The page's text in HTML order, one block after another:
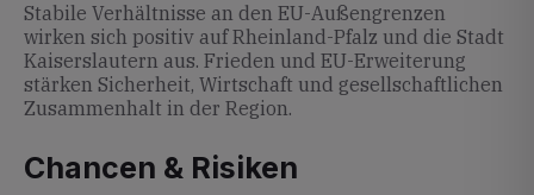
Stabile Verhältnisse an den EU-Außengrenzen
wirken sich positiv auf Rheinland-Pfalz und die Stadt
Kaiserslautern aus. Frieden und EU-Erweiterung
stärken Sicherheit, Wirtschaft und gesellschaftlichen
Zusammenhalt in der Region.
Chancen & Risiken